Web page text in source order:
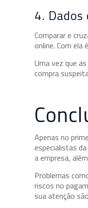
4.
Comparar e
online. Com
Uma vez que
compra
Apenas no
especialistas
a empresa,
Problemas
riscos no
sua atenção